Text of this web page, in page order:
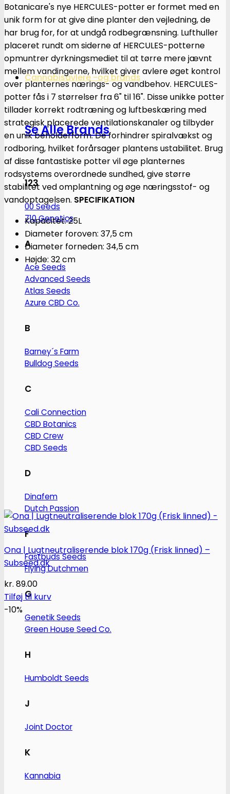
Cannabisavlere -og brands
Se Alle Brands
123
00 Seeds
710 Genetics
A
Ace Seeds
Advanced Seeds
Atlas Seeds
Azure CBD Co.
B
Barney´s Farm
Bulldog Seeds
C
Cali Connection
CBD Botanics
CBD Crew
CBD Seeds
D
Dinafem
Dutch Passion
F
Fastbuds Seeds
Flying Dutchmen
G
Genetik Seeds
Green House Seed Co.
H
Humboldt Seeds
J
Joint Doctor
K
Kannabia
Botanicare's nye HERCULES-potter er formet med en
unik form for at give dine planter den vejledning, de
har brug for, for at undgå rodbegrænsning. Lufthuller
placeret rundt om siderne af HERCULES-potterne
opmuntrer dyrkningsmediet til at tørre mere jævnt
mellem vandingerne, hvilket giver avlere øget kontrol
over planternes nærings- og vandbehov. HERCULES-
potter fås i 7 størrelser fra 6" til 16". Disse unikke potter
tillader korrekt rodtræning og luftbeskæring med
strategisk placerede ventilationskanaler og tilbyder
en unik beholderform. De forhindrer spiralvækst og
rodboring, hvilket forårsager plantens ustabilitet. Brug
af disse fantastiske potter vil øge planternes
rodsystems overordnede sundhed, give større
stabilitet ved omplantning og øge næringsstof- og
vandoptagelsen. SPECIFIKATION
Kapacitet: 25L
Diameter foroven: 37,5 cm
Diameter forneden: 34,5 cm
Højde: 32 cm
Ona | Lugtneutraliserende blok 170g (Frisk linned) –
Subseed.dk
kr. 89.00
Tilføj til kurv
-10%